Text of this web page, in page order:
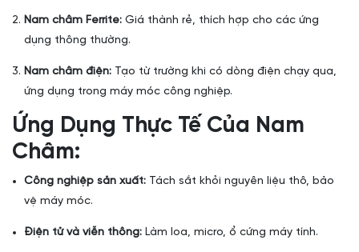
Nam châm Ferrite: Giá thành rẻ, thích hợp cho các ứng
dụng thông thường.
Nam châm điện: Tạo từ trường khi có dòng điện chạy qua,
ứng dụng trong máy móc công nghiệp.
Ứng Dụng Thực Tế Của Nam
Châm:
Công nghiệp sản xuất: Tách sắt khỏi nguyên liệu thô, bảo
vệ máy móc.
Điện tử và viễn thông: Làm loa, micro, ổ cứng máy tính.